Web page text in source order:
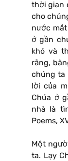
thời gian
cho
nước
ở gần
khó và
rằng,
chúng ta
lời của
Chúa ở
nhà là
Poems,
Một
ta. Lạy